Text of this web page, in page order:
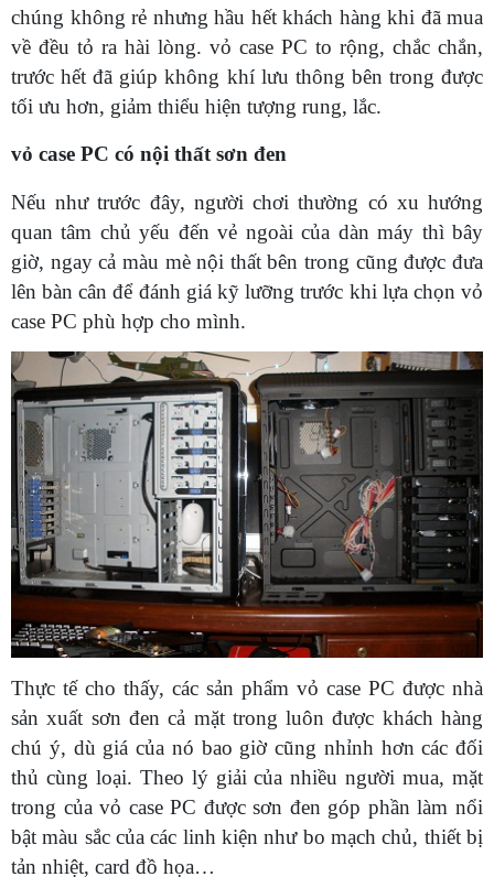
chúng không rẻ nhưng hầu hết khách hàng khi đã mua
về đều tỏ ra hài lòng. vỏ case PC to rộng, chắc chắn,
trước hết đã giúp không khí lưu thông bên trong được
tối ưu hơn, giảm thiểu hiện tượng rung, lắc.
vỏ case PC có nội thất sơn đen
Nếu như trước đây, người chơi thường có xu hướng
quan tâm chủ yếu đến vẻ ngoài của dàn máy thì bây
giờ, ngay cả màu mè nội thất bên trong cũng được đưa
lên bàn cân để đánh giá kỹ lưỡng trước khi lựa chọn vỏ
case PC phù hợp cho mình.
Thực tế cho thấy, các sản phẩm vỏ case PC được nhà
sản xuất sơn đen cả mặt trong luôn được khách hàng
chú ý, dù giá của nó bao giờ cũng nhỉnh hơn các đối
thủ cùng loại. Theo lý giải của nhiều người mua, mặt
trong của vỏ case PC được sơn đen góp phần làm nổi
bật màu sắc của các linh kiện như bo mạch chủ, thiết bị
tản nhiệt, card đồ họa…